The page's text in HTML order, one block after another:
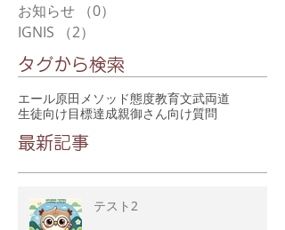
お知らせ
（0）
IGNIS
（2）
タグから検索
エール原田メソッド態度教育文武両道
生徒向け目標達成親御さん向け質問
最新記事
テスト2